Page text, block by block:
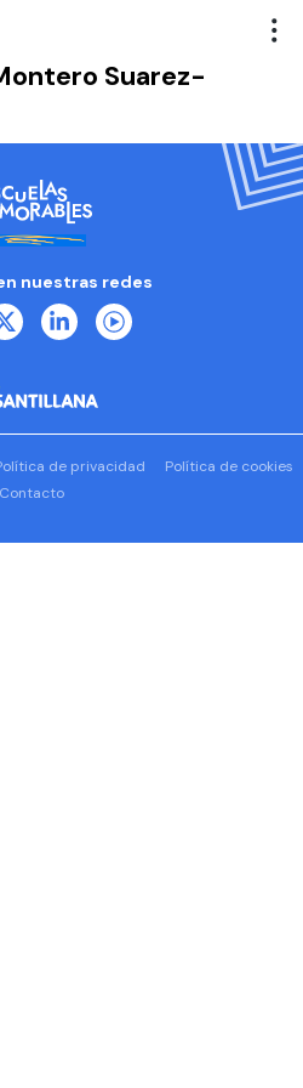
Suarez-
nuestras redes
de privacidad
Política de cookies
Contacto